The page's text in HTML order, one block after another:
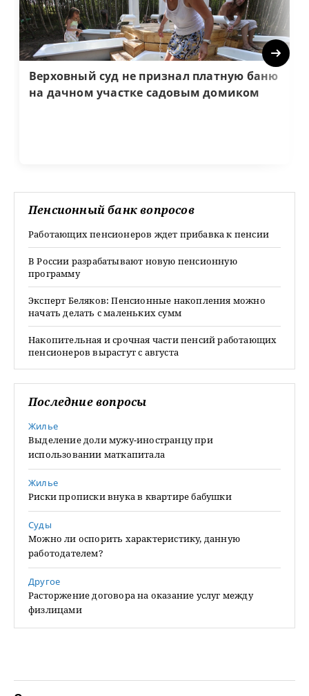
Верховный суд не признал платную баню
на дачном участке садовым домиком
Next
Пенсионный банк вопросов
Работающих пенсионеров ждет прибавка к пенсии
В России разрабатывают новую пенсионную
программу
Эксперт Беляков: Пенсионные накопления можно
начать делать с маленьких сумм
Накопительная и срочная части пенсий работающих
пенсионеров вырастут с августа
Последние вопросы
Жилье
Выделение доли мужу-иностранцу при
использовании маткапитала
Жилье
Риски прописки внука в квартире бабушки
Суды
Можно ли оспорить характеристику, данную
работодателем?
Другое
Расторжение договора на оказание услуг между
физлицами